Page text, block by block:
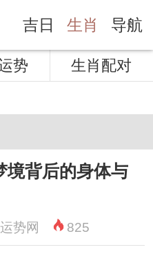
吉日 生肖 导航
势
生肖配对
境背后的身体与
势网 825